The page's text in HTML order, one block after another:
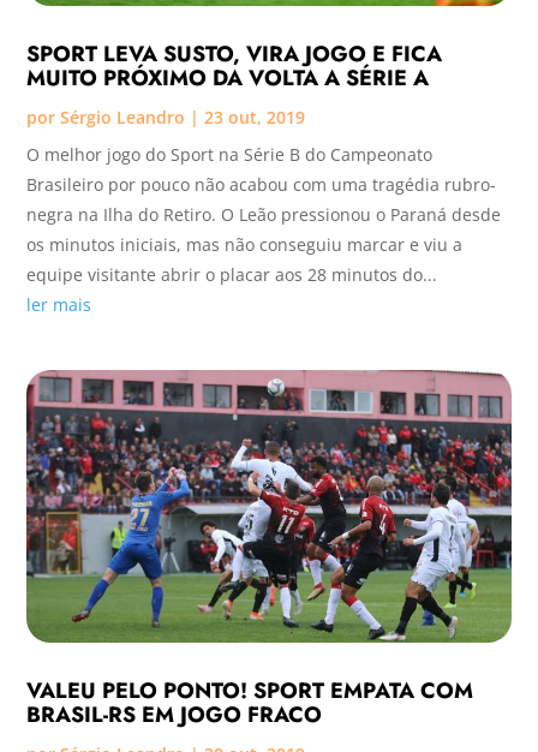
SPORT LEVA SUSTO, VIRA JOGO E FICA
MUITO PRÓXIMO DA VOLTA A SÉRIE A
porSérgio Leandro |23 out, 2019
O melhor jogo do Sport na Série B do Campeonato
Brasileiro por pouco não acabou com uma tragédia rubro-
negra na Ilha do Retiro. O Leão pressionou o Paraná desde
os minutos iniciais, mas não conseguiu marcar e viu a
equipe visitante abrir o placar aos 28 minutos do...
ler mais
VALEU PELO PONTO! SPORT EMPATA COM
BRASIL-RS EM JOGO FRACO